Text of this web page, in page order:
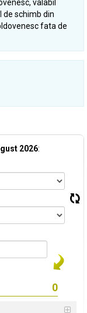
valabil
de schimb din
fata de
2026: